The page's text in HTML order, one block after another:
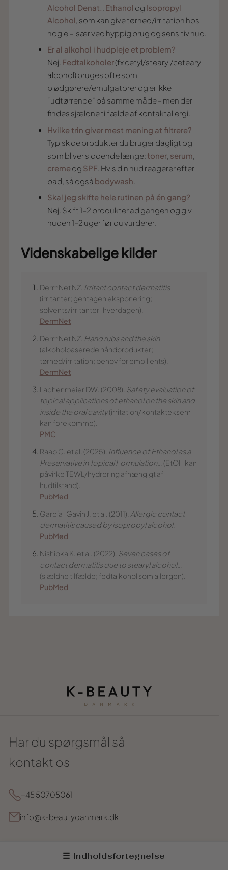
Alcohol Denat. Ethanol og Isopropyl
Alcohol , som kan give tørhed/irritation hos
nogle – især ved hyppig brug og sensitiv hud.
Er al alkohol i hudpleje et problem?
Nej. Fedtalkoholer(fx cetyl/stearyl/cetearyl
alcohol) bruges ofte som
blødgørere/emulgatorer og er ikke
“udtørrende” på samme måde – men der
findes sjældne tilfælde af kontaktallergi.
Hvilke trin giver mest mening at filtrere?
Typisk de produkter du bruger dagligt og
som bliver siddende længe:toner serum
cremeog SPF . Hvis din hud reagerer efter
bad, så også bodywash
Skal jeg skifte hele rutinen på én gang?
Nej. Skift 1–2 produkter ad gangen og giv
huden 1–2 uger før du vurderer.
Videnskabelige kilder
DermNet NZ. Irritant contact dermatitis
(irritanter; gentagen eksponering;
solvents/irritanter i hverdagen).
DermNet
DermNet NZ. Hand rubs and the skin
(alkoholbaserede håndprodukter;
tørhed/irritation; behov for emollients).
DermNet
Lachenmeier DW. (2008). Safety evaluation of
topical applications of ethanol on the skin and
inside the oral cavity(irritation/kontakteksem
kan forekomme).
PMC
Raab C. et al. (2025). Influence of Ethanol as a
Preservative in Topical Formulation…
(EtOH kan
påvirke TEWL/hydrering afhængigt af
hudtilstand).
PubMed
García-Gavín J. et al. (2011). Allergic contact
dermatitis caused by isopropyl alcohol.
PubMed
Nishioka K. et al. (2022). Seven cases of
contact dermatitis due to stearyl alcohol…
(sjældne tilfælde; fedtalkohol som allergen).
PubMed
☰ Indholdsfortegnelse
Har du spørgsmål så
kontakt os
+45 50705061
info@k-beautydanmark.dk
INFORMATION